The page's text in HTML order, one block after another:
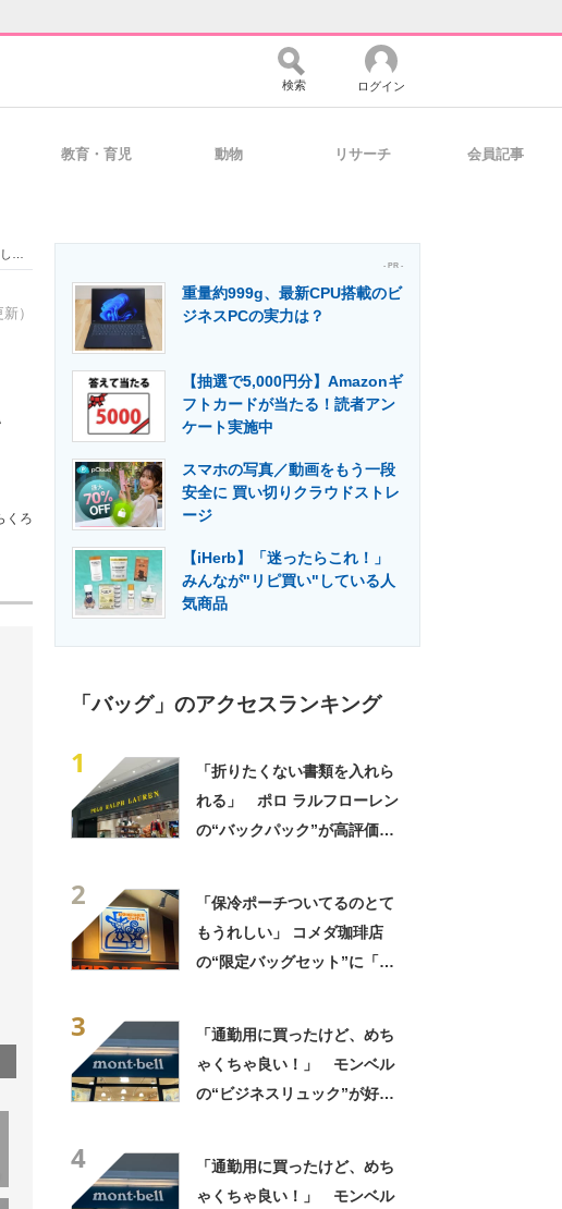
リーダーのコミュニティ マーケ×ITの今がよく分かる
造業のIT導入・活用を支援
ネルギーの専門メディア 建設×テクノロジーの最前線
検索 ログイン
教育・育児 動物 リサーチ 会員記事
」
）
くろ
- PR -
重量約999g、最新CPU搭載のビ
ジネスPCの実力は？
【抽選で5,000円分】Amazonギ
フトカードが当たる！読者アン
ケート実施中
スマホの写真／動画をもう一段
安全に 買い切りクラウドストレ
ージ
【iHerb】「迷ったらこれ！」
みんなが"リピ買い"している人
気商品
「バッグ」のアクセスランキング
1
「折りたくない書類を入れら
れる」 ポロ ラルフローレン
の“バックパック”が高評価
2
「保冷ポーチついてるのとて
もうれしい」 コメダ珈琲店
の“限定バッグセット”に「ペ
3
「通勤用に買ったけど、めち
ゃくちゃ良い！」 モンベル
の“ビジネスリュック”が好
4
「通勤用に買ったけど、めち
ゃくちゃ良い！」 モンベル